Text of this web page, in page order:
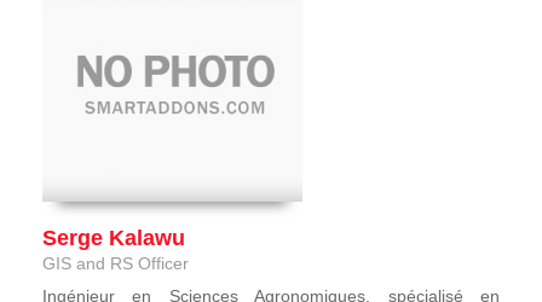
Serge Kalawu
GIS and RS Officer
Ingénieur en Sciences Agronomiques, spécialisé en